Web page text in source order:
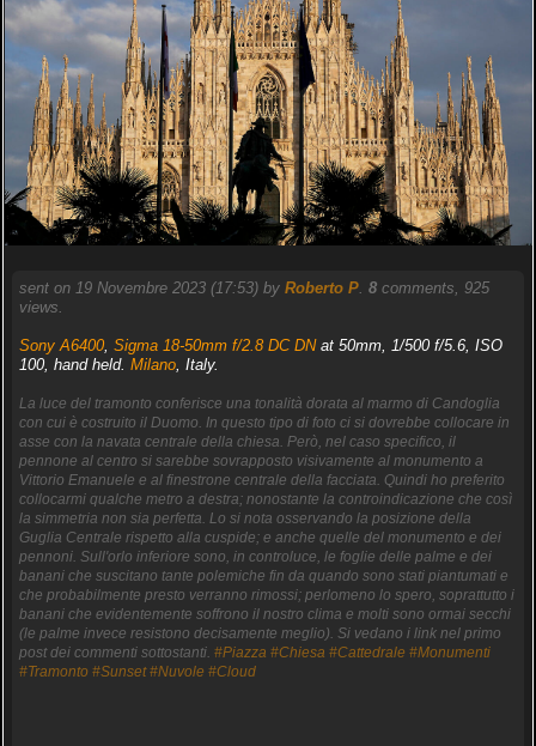
sent on 19 Novembre 2023 (17:53) by Roberto P. 8comments, 925
views.
Sony A6400, Sigma 18-50mm f/2.8 DC DNat 50mm, 1/500 f/5.6, ISO
100, hand held. Milano, Italy.
La luce del tramonto conferisce una tonalità dorata al marmo di Candoglia
con cui è costruito il Duomo. In questo tipo di foto ci si dovrebbe collocare in
asse con la navata centrale della chiesa. Però, nel caso specifico, il
pennone al centro si sarebbe sovrapposto visivamente al monumento a
Vittorio Emanuele e al finestrone centrale della facciata. Quindi ho preferito
collocarmi qualche metro a destra; nonostante la controindicazione che così
la simmetria non sia perfetta. Lo si nota osservando la posizione della
Guglia Centrale rispetto alla cuspide; e anche quelle del monumento e dei
pennoni. Sull'orlo inferiore sono, in controluce, le foglie delle palme e dei
banani che suscitano tante polemiche fin da quando sono stati piantumati e
che probabilmente presto verranno rimossi; perlomeno lo spero, soprattutto i
banani che evidentemente soffrono il nostro clima e molti sono ormai secchi
(le palme invece resistono decisamente meglio). Si vedano i link nel primo
post dei commenti sottostanti. #Piazza #Chiesa #Cattedrale #Monumenti
#Tramonto #Sunset #Nuvole #Cloud